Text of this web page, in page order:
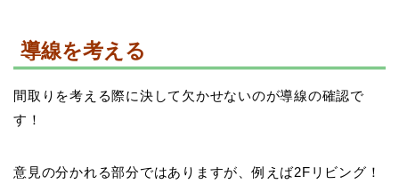
導線を考える
間取りを考える際に決して欠かせないのが導線の確認で
す！
意見の分かれる部分ではありますが、例えば2Fリビング！